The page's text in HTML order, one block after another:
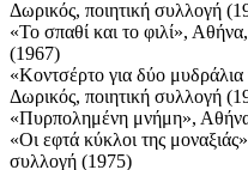
Δωρικός, ποιητική συλλογή
«Το σπαθί και το φιλί»,
(1967)
«Κοντσέρτο για δύο
Δωρικός, ποιητική συλλογή
«Πυρπολημένη μνήμη»,
«Οι εφτά κύκλοι της
συλλογή (1975)